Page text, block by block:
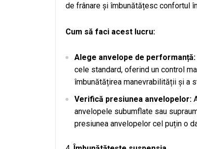
de frânare și îmbunătățesc confortul
Cum să faci acest lucru:
Alege anvelope de performanță:
cele standard, oferind un control
îmbunătățirea manevrabilității și a
Verifică presiunea anvelopelor:
anvelopele subumflate sau
presiunea anvelopelor cel puțin o